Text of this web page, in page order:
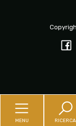
MENU RICERCA